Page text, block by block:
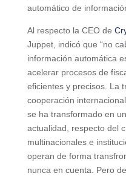
automático de
Al respecto la CEO de
Juppet, indicó que “no
información automática
acelerar procesos de
eficientes y precisos. La
cooperación
se ha transformado en
actualidad, respecto del
multinacionales e
operan de forma
nunca en cuenta. Pero